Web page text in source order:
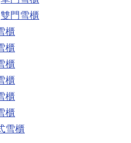
雙門雪櫃
櫃
櫃
櫃
櫃
櫃
櫃
雪櫃